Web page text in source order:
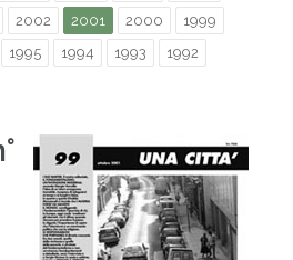
2002 2001 2000
1999
1995 1994 1993
1992